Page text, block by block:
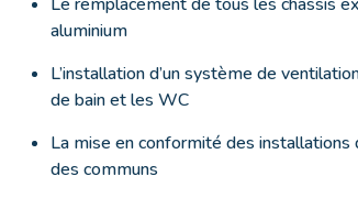
aluminium
L’installation d’un système de
de bain et les WC
La mise en conformité des
des communs